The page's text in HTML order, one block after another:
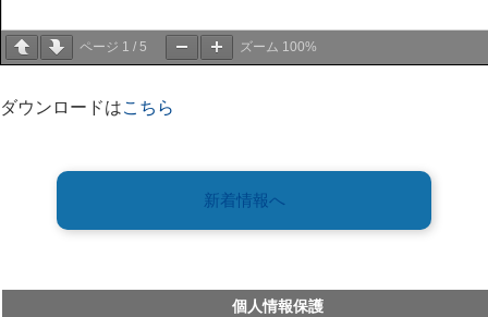
ページ 1 / 5 ズーム 100%
ダウンロードはこちら
新着情報へ
個⼈情報保護